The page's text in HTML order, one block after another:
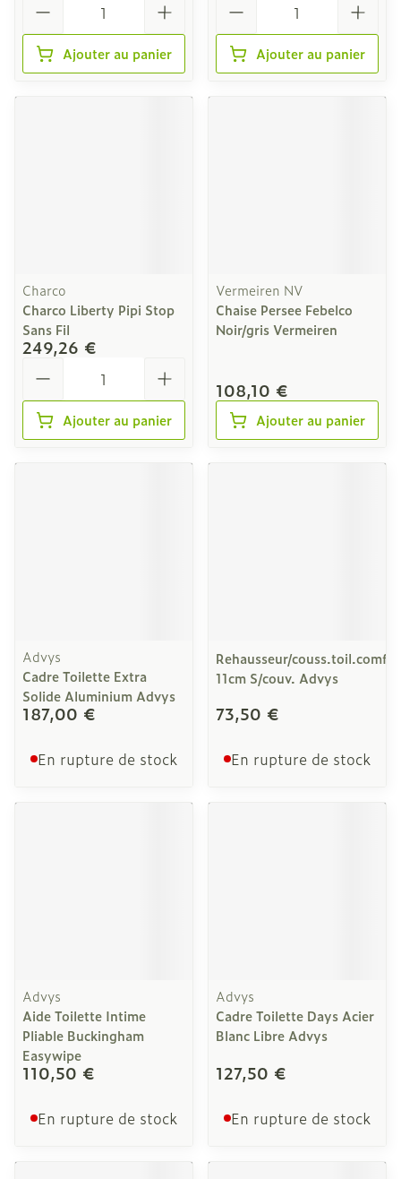
Ajouter au panier Ajouter au panier
Charco
Charco Liberty Pipi Stop
Sans Fil
249,26 €
Ajouter au panier
Vermeiren NV
Chaise Persee Febelco
Noir/gris Vermeiren
108,10 €
Ajouter au panier
Advys
Cadre Toilette Extra
Solide Aluminium Advys
187,00 €
En rupture de stock
Rehausseur/
11cm S/couv. Advys
73,50 €
En rupture de stock
Advys
Aide Toilette Intime
Pliable Buckingham
Easywipe
110,50 €
En rupture de stock
Advys
Cadre Toilette Days Acier
Blanc Libre Advys
127,50 €
En rupture de stock